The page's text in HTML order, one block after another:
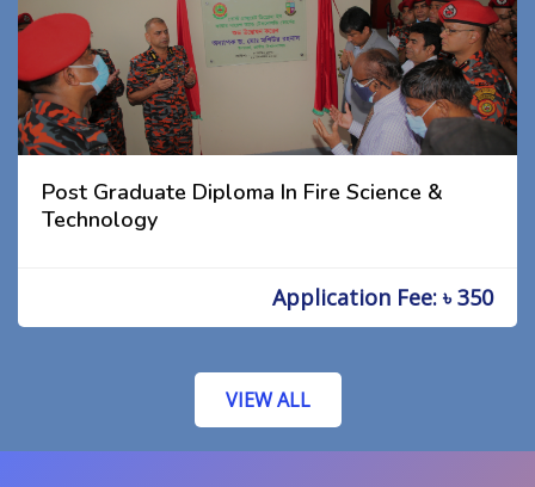
Post Graduate Diploma In Fire Science &
Technology
Application Fee: ৳ 350
VIEW ALL